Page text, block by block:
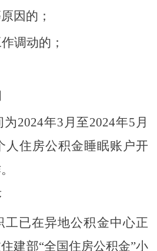
因的；
调动的；
为2024年3 月至2024年5 月
人住房公积金睡眠账户开
工已在异地公积金中心正
建部“全国住房公积金”小